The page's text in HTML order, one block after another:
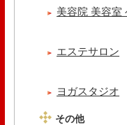
美容院 美容室
エステサロン
ヨガスタジオ
その他